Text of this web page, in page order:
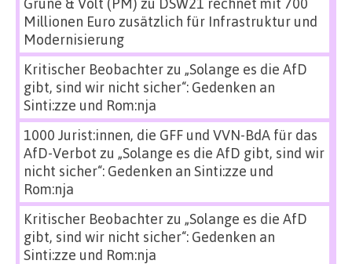
Millionen Euro zusätzlich für Infrastruktur und
Modernisierung
Kritischer Beobachterzu „Solange es die AfD
gibt, sind wir nicht sicher“: Gedenken an
Sinti:zze und Rom:nja
1000 Jurist:innen, die GFF und VVN-BdA für das
AfD-Verbot zu „Solange es die AfD gibt, sind wir
nicht sicher“: Gedenken an Sinti:zze und
Rom:nja
Kritischer Beobachterzu „Solange es die AfD
gibt, sind wir nicht sicher“: Gedenken an
Sinti:zze und Rom:nja